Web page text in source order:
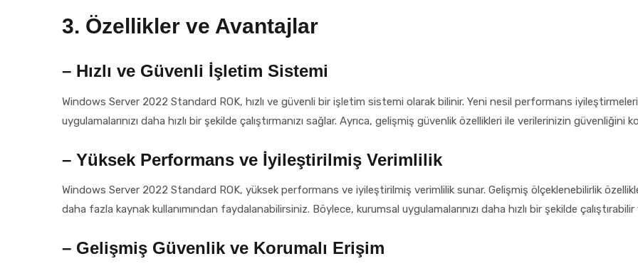
3. Özellikler ve Avantajlar
– Hızlı ve Güvenli İşletim Sistemi
Windows Server 2022 Standard ROK, hızlı ve güvenli bir işletim sistemi olarak bilinir. Yeni nesil performans iyileştirmeleri
uygulamalarınızı daha hızlı bir şekilde çalıştırmanızı sağlar. Ayrıca, gelişmiş güvenlik özellikleri ile verilerinizin
– Yüksek Performans ve İyileştirilmiş Verimlilik
Windows Server 2022 Standard ROK, yüksek performans ve iyileştirilmiş verimlilik sunar. Gelişmiş ölçeklenebilirlik
daha fazla kaynak kullanımından faydalanabilirsiniz. Böylece, kurumsal uygulamalarınızı daha hızlı bir şekilde
– Gelişmiş Güvenlik ve Korumalı Erişim